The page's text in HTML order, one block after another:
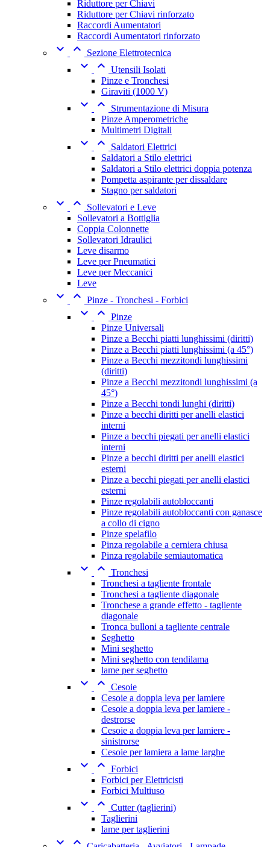
Riduttore per Chiavi
Riduttore per Chiavi rinforzato
Raccordi Aumentatori
Raccordi Aumentatori rinforzato
  Sezione Elettrotecnica
  Utensili Isolati
Pinze e Tronchesi
Giraviti (1000 V)
 
Strumentazione di Misura
Pinze Amperometriche
Multimetri Digitali
 
Saldatori Elettrici
Saldatori a Stilo elettrici
Saldatori a Stilo elettrici doppia potenza
Pompetta aspirante per dissaldare
Stagno per saldatori
 
Sollevatori e Leve
Sollevatori a Bottiglia
Coppia Colonnette
Sollevatori Idraulici
Leve disarmo
Leve per Pneumatici
Leve per Meccanici
Leve
  Pinze - Tronchesi - Forbici
  Pinze
Pinze Universali
Pinze a Becchi piatti lunghissimi (diritti)
Pinze a Becchi piatti lunghissimi (a 45°)
Pinze a Becchi mezzitondi lunghissimi
(diritti)
Pinze a Becchi mezzitondi lunghissimi (a
45°)
Pinze a Becchi tondi lunghi (diritti)
Pinze a becchi diritti per anelli elastici
interni
Pinze a becchi piegati per anelli elastici
interni
Pinze a becchi diritti per anelli elastici
esterni
Pinze a becchi piegati per anelli elastici
esterni
Pinze regolabili autobloccanti
Pinze regolabili autobloccanti con ganasce
a collo di cigno
Pinze spelafilo
Pinza regolabile a cerniera chiusa
Pinza regolabile semiautomatica
  Tronchesi
Tronchesi a tagliente frontale
Tronchesi a tagliente diagonale
Tronchese a grande effetto - tagliente
diagonale
Tronca bulloni a tagliente centrale
Seghetto
Mini seghetto
Mini seghetto con tendilama
lame per seghetto
  Cesoie
Cesoie a doppia leva per lamiere
Cesoie a doppia leva per lamiere -
destrorse
Cesoie a doppia leva per lamiere -
sinistrorse
Cesoie per lamiera a lame larghe
  Forbici
Forbici per Elettricisti
Forbici Multiuso
  Cutter (taglierini)
Taglierini
lame per taglierini
 